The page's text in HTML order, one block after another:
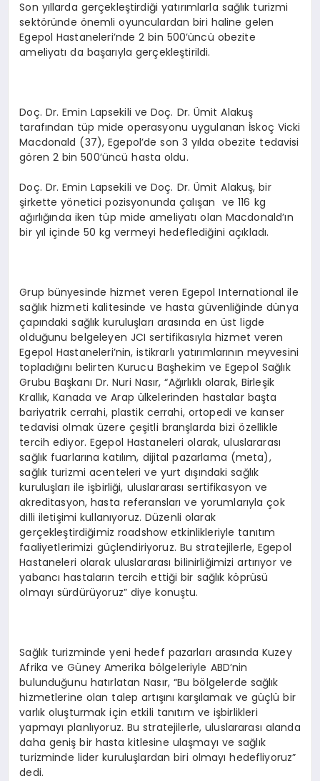
Son yıllarda gerçekleştirdiği yatırımlarla sağlık turizmi
sektöründe önemli oyunculardan biri haline gelen
Egepol Hastaneleri’nde 2 bin 500’üncü obezite
ameliyatı da başarıyla gerçekleştirildi.
Doç. Dr. Emin Lapsekili ve Doç. Dr. Ümit Alakuş
tarafından tüp mide operasyonu uygulanan İskoç Vicki
Macdonald (37), Egepol’de son 3 yılda obezite tedavisi
gören 2 bin 500’üncü hasta oldu.
Doç. Dr. Emin Lapsekili ve Doç. Dr. Ümit Alakuş, bir
şirkette yönetici pozisyonunda çalışan ve 116 kg
ağırlığında iken tüp mide ameliyatı olan Macdonald’ın
bir yıl içinde 50 kg vermeyi hedeflediğini açıkladı.
Grup bünyesinde hizmet veren Egepol International ile
sağlık hizmeti kalitesinde ve hasta güvenliğinde dünya
çapındaki sağlık kuruluşları arasında en üst ligde
olduğunu belgeleyen JCI sertifikasıyla hizmet veren
Egepol Hastaneleri’nin, istikrarlı yatırımlarının meyvesini
topladığını belirten Kurucu Başhekim ve Egepol Sağlık
Grubu Başkanı Dr. Nuri Nasır, “Ağırlıklı olarak, Birleşik
Krallık, Kanada ve Arap ülkelerinden hastalar başta
bariyatrik cerrahi, plastik cerrahi, ortopedi ve kanser
tedavisi olmak üzere çeşitli branşlarda bizi özellikle
tercih ediyor. Egepol Hastaneleri olarak, uluslararası
sağlık fuarlarına katılım, dijital pazarlama (meta),
sağlık turizmi acenteleri ve yurt dışındaki sağlık
kuruluşları ile işbirliği, uluslararası sertifikasyon ve
akreditasyon, hasta referansları ve yorumlarıyla çok
dilli iletişimi kullanıyoruz. Düzenli olarak
gerçekleştirdiğimiz roadshow etkinlikleriyle tanıtım
faaliyetlerimizi güçlendiriyoruz. Bu stratejilerle, Egepol
Hastaneleri olarak uluslararası bilinirliğimizi artırıyor ve
yabancı hastaların tercih ettiği bir sağlık köprüsü
olmayı sürdürüyoruz” diye konuştu.
Sağlık turizminde yeni hedef pazarları arasında Kuzey
Afrika ve Güney Amerika bölgeleriyle ABD’nin
bulunduğunu hatırlatan Nasır, “Bu bölgelerde sağlık
hizmetlerine olan talep artışını karşılamak ve güçlü bir
varlık oluşturmak için etkili tanıtım ve işbirlikleri
yapmayı planlıyoruz. Bu stratejilerle, uluslararası alanda
daha geniş bir hasta kitlesine ulaşmayı ve sağlık
turizminde lider kuruluşlardan biri olmayı hedefliyoruz”
dedi.